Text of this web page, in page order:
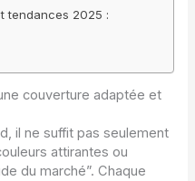
tendances 2025 :
couverture adaptée et
il ne suffit pas seulement
attirantes ou
du marché”. Chaque